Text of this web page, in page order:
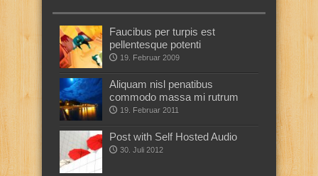
Faucibus per turpis est
pellentesque potenti
19. Februar 2009
Aliquam nisl penatibus
commodo massa mi rutrum
19. Februar 2011
Post with Self Hosted Audio
30. Juli 2012